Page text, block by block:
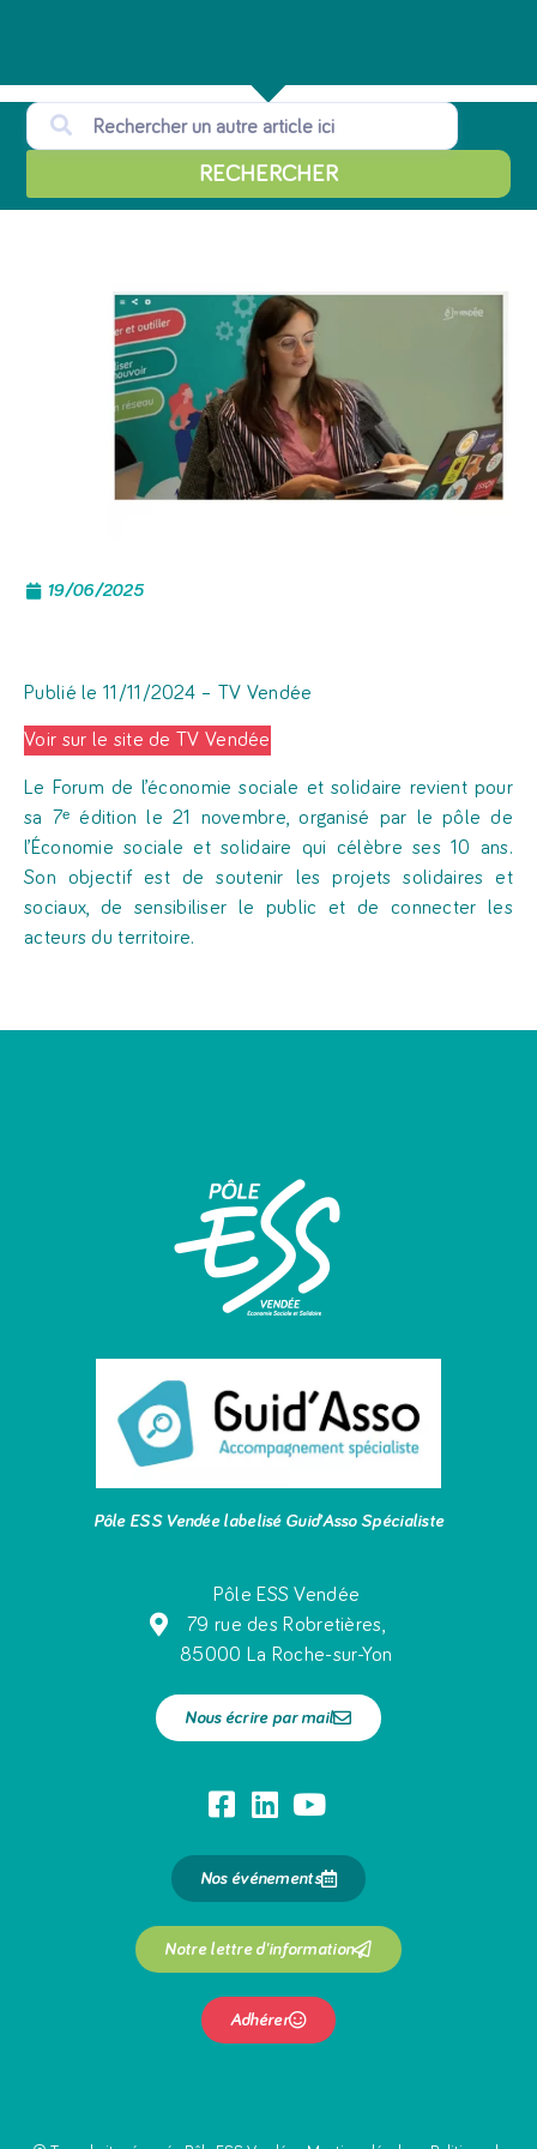
RECHERCHER
19/06/2025
Publié le 11/11/2024 – TV Vendée
Voir sur le site de TV Vendée
Le Forum de l’économie sociale et solidaire revient pour
sa 7ᵉ édition le 21 novembre, organisé par le pôle de
l’Économie sociale et solidaire qui célèbre ses 10 ans.
Son objectif est de soutenir les projets solidaires et
sociaux, de sensibiliser le public et de connecter les
acteurs du territoire.
Pôle ESS Vendée labelisé Guid’Asso Spécialiste
Pôle ESS Vendée
79 rue des Robretières,
85000 La Roche-sur-Yon
Nous écrire par mail
Nos événements
Notre lettre d'information
Adhérer